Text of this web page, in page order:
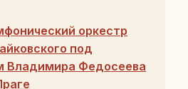
оркестр
под
Владимира Федосеева